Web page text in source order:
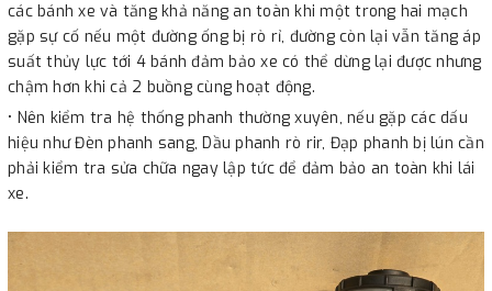
các bánh xe và tăng khả năng an toàn khi một trong hai mạch
gặp sự cố nếu một đường ống bị rò rỉ, đường còn lại vẫn tăng áp
suất thủy lực tới 4 bánh đảm bảo xe có thể dừng lại được nhưng
chậm hơn khi cả 2 buồng cùng hoạt động.
• Nên kiểm tra hệ thống phanh thường xuyên, nếu gặp các dấu
hiệu như Đèn phanh sang, Dầu phanh rò rir, Đạp phanh bị lún cần
phải kiểm tra sửa chữa ngay lập tức để đảm bảo an toàn khi lái
xe.